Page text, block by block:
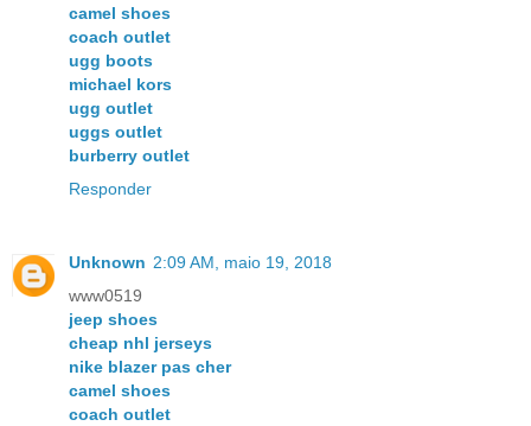
camel shoes
coach outlet
ugg boots
michael kors
ugg outlet
uggs outlet
burberry outlet
Responder
Unknown 2:09 AM, maio 19, 2018
www0519
jeep shoes
cheap nhl jerseys
nike blazer pas cher
camel shoes
coach outlet